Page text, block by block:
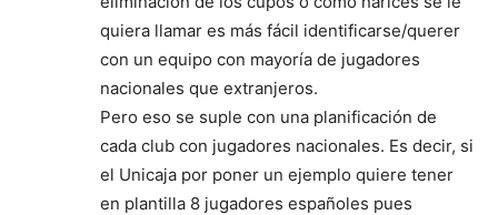
quiera llamar es más fácil identificarse/querer
con un equipo con mayoría de jugadores
nacionales que extranjeros.
Pero eso se suple con una planificación de
cada club con jugadores nacionales. Es decir, si
el Unicaja por poner un ejemplo quiere tener
en plantilla 8 jugadores españoles pues